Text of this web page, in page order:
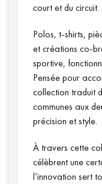
court et du circuit.
Polos, t-shirts,
et créations co-
sportive,
Pensée pour
collection traduit
communes aux
précision et style.
À travers cette
célèbrent une
l’innovation sert